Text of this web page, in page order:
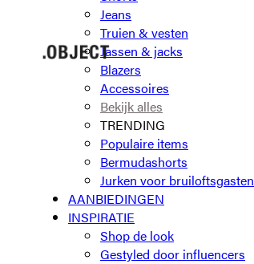
Jeans
Truien & vesten
Jassen & jacks
Blazers
Accessoires
Bekijk alles
TRENDING
Populaire items
Bermudashorts
Jurken voor bruiloftsgasten
AANBIEDINGEN
INSPIRATIE
Shop de look
Gestyled door influencers